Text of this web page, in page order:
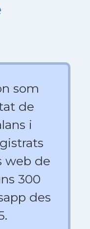
som
de
i
web de
300
des